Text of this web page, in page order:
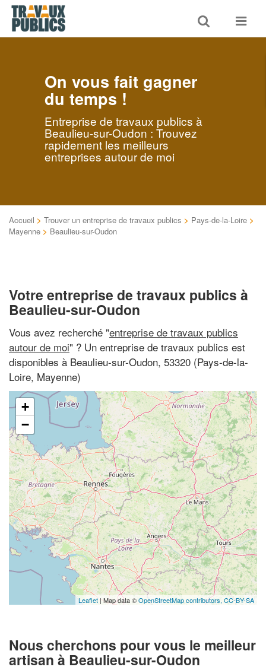
Toggle
search
Toggle
On vous fait gagner
du temps !
Entreprise de travaux publics à
Beaulieu-sur-Oudon : Trouvez
rapidement les meilleurs
entreprises autour de moi
Accueil > Trouver un entreprise de travaux publics > Pays-de-la-Loire >
Mayenne > Beaulieu-sur-Oudon
Votre entreprise de travaux publics à
Beaulieu-sur-Oudon
Vous avez recherché "entreprise de travaux publics
autour de moi" ? Un entreprise de travaux publics est
disponibles à Beaulieu-sur-Oudon, 53320 (Pays-de-la-
Loire, Mayenne)
+
−
Leaflet| Map data ©OpenStreetMap contributors, CC-BY-SA
Nous cherchons pour vous le meilleur
artisan à Beaulieu-sur-Oudon